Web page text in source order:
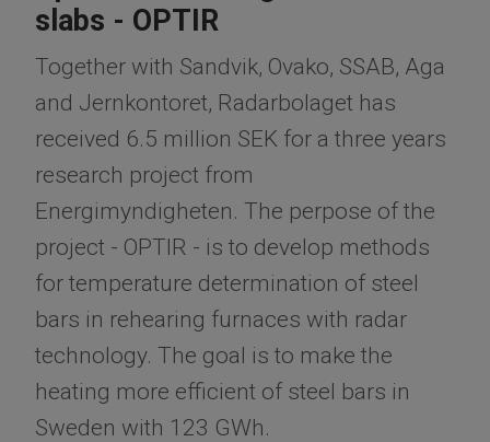
slabs - OPTIR
​​​​​​​Together with Sandvik, Ovako, SSAB, Aga
and Jernkontoret, Radarbolaget has
received 6.5 million SEK for a three years
research project from
Energimyndigheten. The perpose of the
project - OPTIR - is to develop methods
for temperature determination of steel
bars in rehearing furnaces with radar
technology. The goal is to make the
heating more efficient of steel bars in
Sweden with 123 GWh.